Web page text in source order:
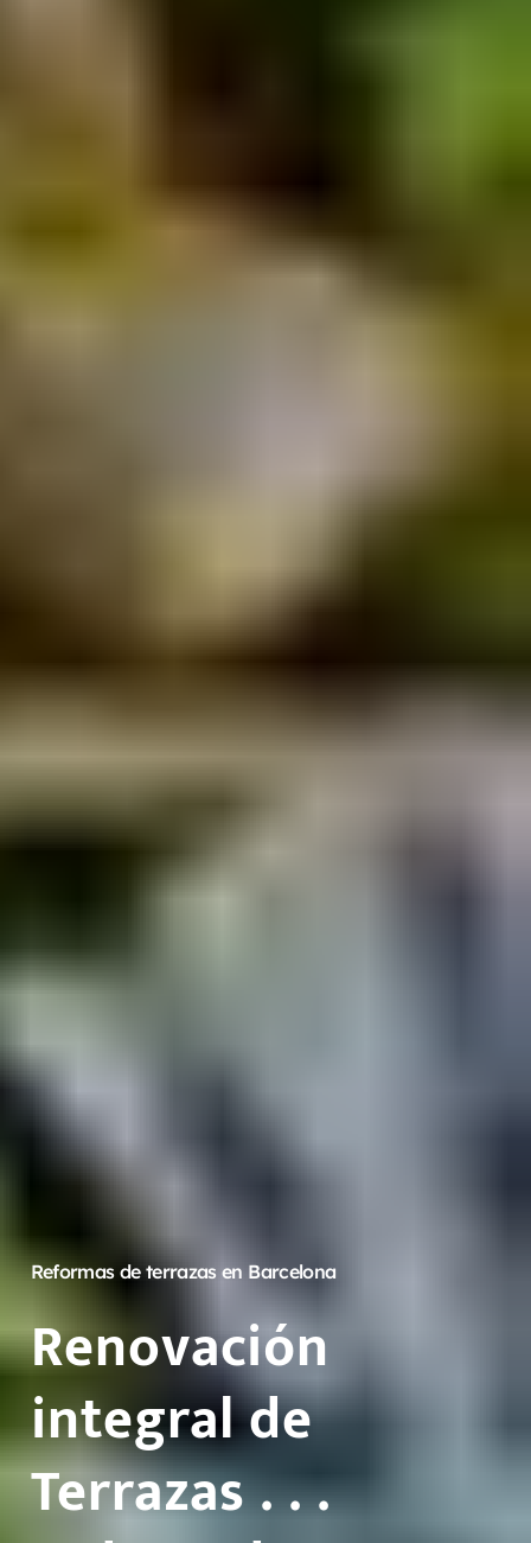
Reformas de terrazas en Barcelona
Renovación
integral de
Terrazas ...